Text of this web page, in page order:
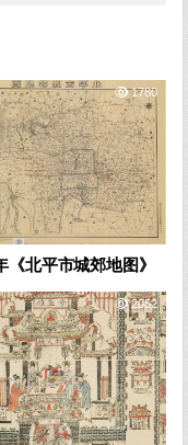
1780
《北平市城郊地图》
2052